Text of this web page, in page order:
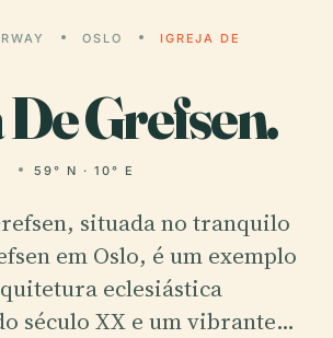
OSLO
IGREJA DE
Grefsen.
59° N · 10° E
situada no tranquilo
em Oslo, é um exemplo
eclesiástica
século XX e um vibrante…